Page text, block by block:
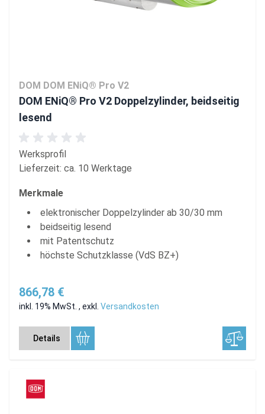
DOM DOM ENiQ® Pro V2
DOM ENiQ® Pro V2 Doppelzylinder, beidseitig
lesend
Werksprofil
Lieferzeit: ca. 10 Werktage
Merkmale
elektronischer Doppelzylinder ab 30/30 mm
beidseitig lesend
mit Patentschutz
höchste Schutzklasse (VdS BZ+)
866,78 €
inkl. 19% MwSt. , exkl. Versandkosten
Details